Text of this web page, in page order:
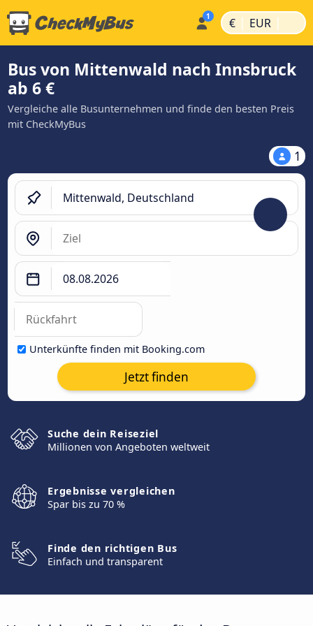
€ | EUR |
Bus von Mittenwald nach Innsbruck
ab 6 €
Vergleiche alle Busunternehmen und finde den besten Preis
mit CheckMyBus
1
Unterkünfte finden mit Booking.com
Jetzt finden
Suche dein Reiseziel
Millionen von Angeboten weltweit
Ergebnisse vergleichen
Spar bis zu 70 %
Finde den richtigen Bus
Einfach und transparent